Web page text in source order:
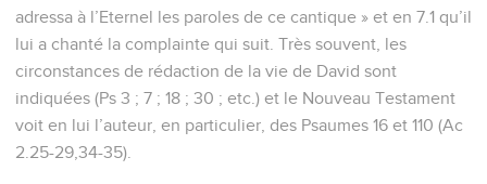
adressa à l’Eternel les paroles de ce cantique » et en 7.1 qu’il
lui a chanté la complainte qui suit. Très souvent, les
circonstances de rédaction de la vie de David sont
indiquées (Ps 3 ; 7 ; 18 ; 30 ; etc.) et le Nouveau Testament
voit en lui l’auteur, en particulier, des Psaumes 16 et 110 (Ac
2.25-29,34-35).